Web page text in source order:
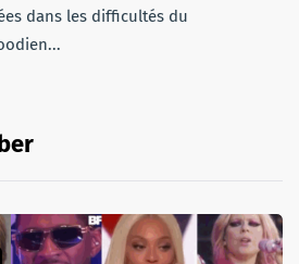
dans les difficultés du